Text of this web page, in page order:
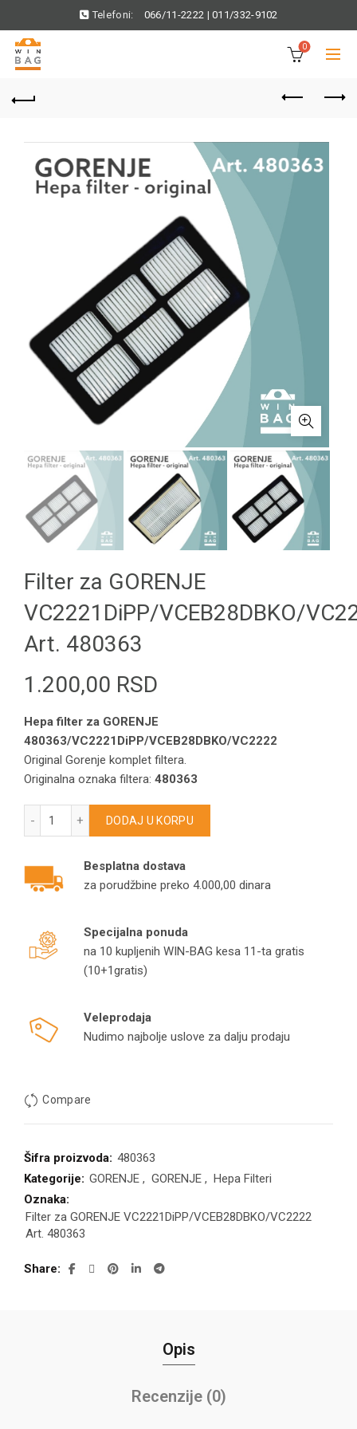
Telefoni: 066/11-2222 |011/332-9102
0
Filter za GORENJE
VC2221DiPP/VCEB28DBKO/
Art. 480363
1.200,00 RSD
Hepa filter za GORENJE
480363/VC2221DiPP/VCEB28DBKO/VC2222
Original Gorenje komplet filtera.
Originalna oznaka filtera: 480363
Filter za GORENJE VC2221DiPP/VCEB28DBKO/VC2222
DODAJ U KORPU
Besplatna dostava
za porudžbine preko 4.000,00 dinara
Specijalna ponuda
na 10 kupljenih WIN-BAG kesa 11-ta gratis
(10+1gratis)
Veleprodaja
Nudimo najbolje uslove za dalju prodaju
Compare
Šifra proizvoda: 480363
Kategorije: GORENJE , GORENJE ,
Hepa Filteri
Oznaka:
Filter za GORENJE VC2221DiPP/VCEB28DBKO/VC2222
Art. 480363
Share
Opis
Recenzije (0)